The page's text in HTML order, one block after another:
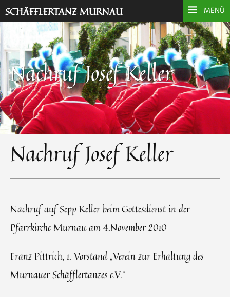
MENÜ
SCHÄFFLERTANZ MURNAU
Nachruf Josef Keller
Nachruf Josef Keller
Nachruf auf Sepp Keller beim Gottesdienst in der
Pfarrkirche Murnau am 4.November 2010
Franz Pittrich, 1. Vorstand „Verein zur Erhaltung des
Murnauer Schäfflertanzes e.V.“